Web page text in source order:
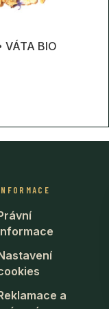
VÁTA BIO
a